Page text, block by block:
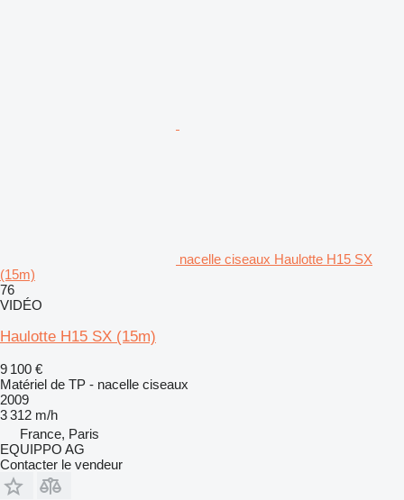
nacelle ciseaux Haulotte H15 SX
(15m)
76
VIDÉO
Haulotte H15 SX (15m)
9 100 €
Matériel de TP - nacelle ciseaux
2009
3 312 m/h
France, Paris
EQUIPPO AG
Contacter le vendeur